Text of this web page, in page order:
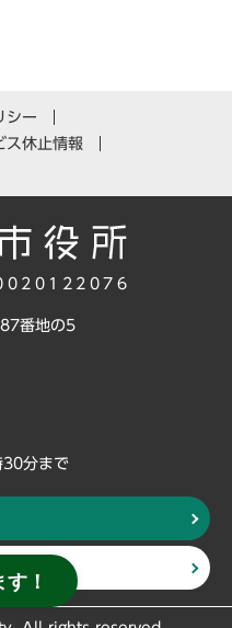
シー
ス休止情報
番地の5
30分まで
！